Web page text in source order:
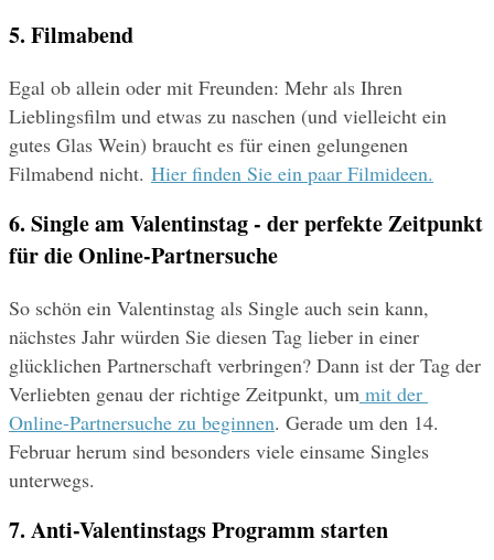
5. Filmabend
Egal ob allein oder mit Freunden: Mehr als Ihren
Lieblingsfilm und etwas zu naschen (und vielleicht ein
gutes Glas Wein) braucht es für einen gelungenen
Filmabend nicht. Hier finden Sie ein paar Filmideen.
6. Single am Valentinstag - der perfekte Zeitpunkt
für die Online-Partnersuche
So schön ein Valentinstag als Single auch sein kann,
nächstes Jahr würden Sie diesen Tag lieber in einer
glücklichen Partnerschaft verbringen? Dann ist der Tag der
Verliebten genau der richtige Zeitpunkt, um mit der
Online-Partnersuche zu beginnen. Gerade um den 14.
Februar herum sind besonders viele einsame Singles
unterwegs.
7. Anti-Valentinstags Programm starten